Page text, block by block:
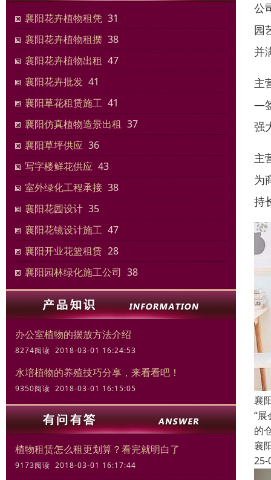
襄阳花卉植物租凭 31
襄阳花卉植物租摆 38
襄阳花卉植物出租 47
襄阳花卉批发 41
襄阳草花租赁施工 41
襄阳仿真植物造景出租 37
襄阳草坪供应 36
写字楼鲜花供应 43
室外绿化工程承接 38
襄阳花园设计 35
襄阳花镜设计施工 47
襄阳开业花篮租赁 28
襄阳园林绿化施工公司 38
办公室植物的摆放方法介绍
8274阅读 2018-03-01 16:24:53
水培植物的养殖技巧分享，来看看吧！
9350阅读 2018-03-01 16:15:05
植物租赁怎么租更划算？看完就明白了
9173阅读 2018-03-01 16:17:44
公
园
并
主
—
强
主
为
持
襄
“
的
襄
25-